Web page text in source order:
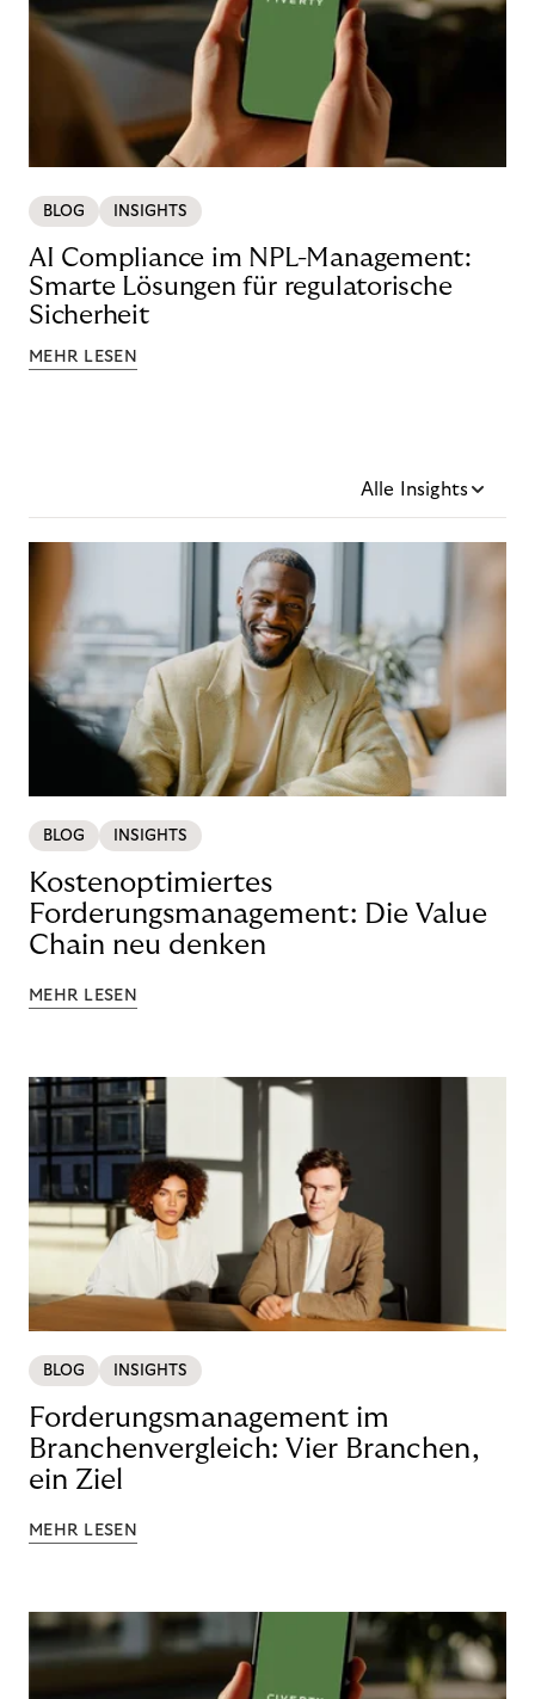
BLOG INSIGHTS
AI Compliance im NPL-Management:
Smarte Lösungen für regulatorische
Sicherheit
MEHR LESEN
Alle Insights
BLOG INSIGHTS
Kostenoptimiertes
Forderungsmanagement: Die Value
Chain neu denken
MEHR LESEN
BLOG INSIGHTS
Forderungsmanagement im
Branchenvergleich: Vier Branchen,
ein Ziel
MEHR LESEN